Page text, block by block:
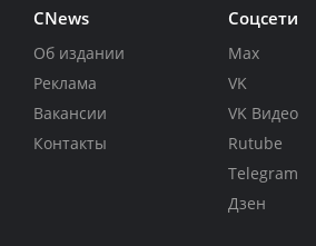
CNews
Об издании
Реклама
Вакансии
Контакты
Соцсети
Max
VK
VK Видео
Rutube
Telegram
Дзен